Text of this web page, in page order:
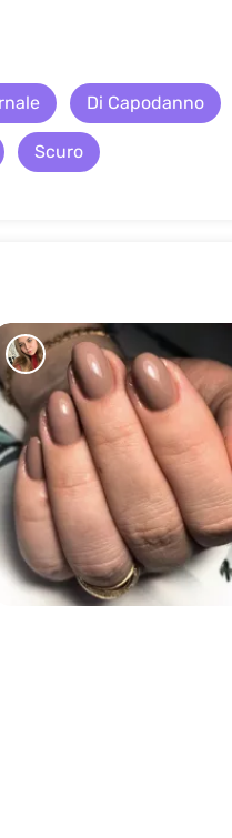
Di Capodanno
Scuro
226